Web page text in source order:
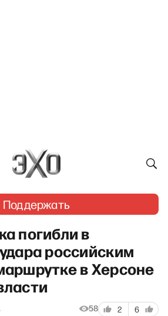
Поддержать
погибли в
российским
в Херсоне
58 2 6